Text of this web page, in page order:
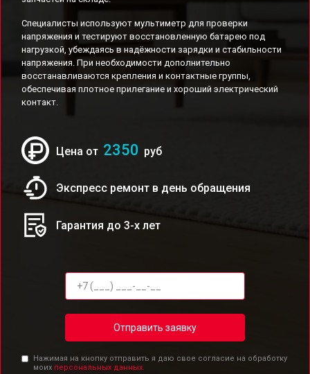
Специалисты используют мультиметр для проверки
напряжения и тестируют восстановленную батарею под
нагрузкой, убеждаясь в надёжности зарядки и стабильности
напряжения. При необходимости дополнительно
восстанавливаются крепления и контактные группы,
обеспечивая плотное прилегание и хороший электрический
контакт.
Цена от 2350 руб
Экспресс ремонт в день обращения
Гарантия до 3-х лет
Отправить заявку
Нажимая на кнопку отправить я даю свое согласие на обработку
моих персональных данных.